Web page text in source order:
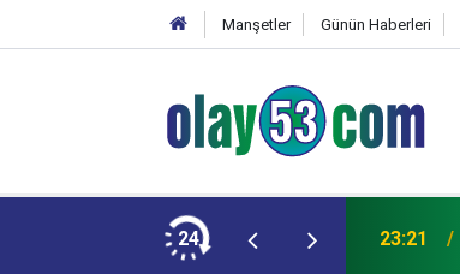
Manşetler Günün Haberleri
24 23:21